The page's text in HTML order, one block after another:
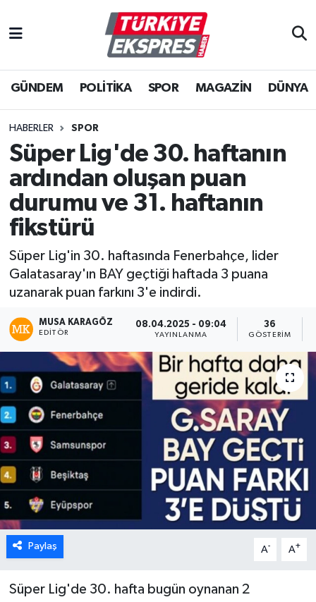
GÜNDEM POLİTİKA SPOR MAGAZİN DÜNYA
HABERLER SPOR
Süper Lig'de 30. haftanın
ardından oluşan puan
durumu ve 31. haftanın
fikstürü
Süper Lig'in 30. haftasında Fenerbahçe, lider
Galatasaray'ın BAY geçtiği haftada 3 puana
uzanarak puan farkını 3'e indirdi.
MUSA KARAGÖZ
EDITÖR
08.04.2025 - 09:04
YAYINLANMA
36
GÖSTERIM
Paylaş A- A+
Süper Lig'de 30. hafta bugün oynanan 2
İstanbul Nöbetçi Eczaneler
İstanbul Hava Durumu
İstanbul Namaz Vakitleri
İstanbul Trafik Yoğunluk Haritası
Süper Lig Puan Durumu ve Fikstür
Tüm Manşetler
Son Dakika Haberleri